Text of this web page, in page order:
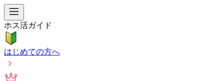
ホス活ガイド
はじめての方へ